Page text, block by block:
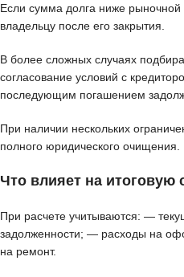
Если сумма долга ниже рыночной
владельцу после его закрытия.
В более сложных случаях
согласование условий с
последующим погашением
При наличии нескольких
полного юридического очищения.
Что влияет на итоговую
При расчете учитываются: —
задолженности; — расходы на
на ремонт.